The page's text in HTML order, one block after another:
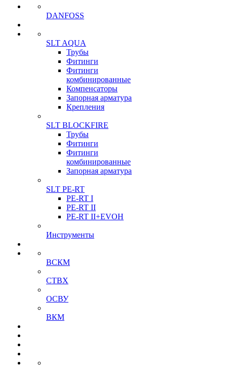
DANFOSS
SLT AQUA
Трубы
Фитинги
Фитинги
комбинированные
Компенсаторы
Запорная арматура
Крепления
SLT BLOCKFIRE
Трубы
Фитинги
Фитинги
комбинированные
Запорная арматура
SLT PE-RT
PE-RT I
PE-RT II
PE-RT II+EVOH
Инструменты
ВСКМ
СТВХ
ОСВУ
ВКМ